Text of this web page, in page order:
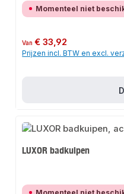
Momenteel niet
Normale prijs:
Van€ 33,92
Prijzen incl. BTW en excl.
LUXOR badkuipen